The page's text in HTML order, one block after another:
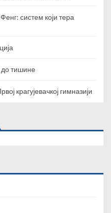
систем који тера
тишине
крагујевачкој гимназији